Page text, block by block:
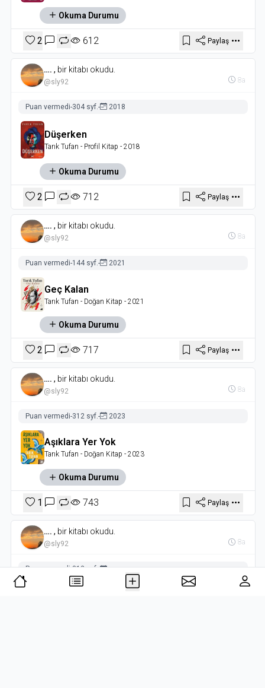
Okuma Durumu
2 612 Paylaş
…. , bir kitabı okudu.
@sly92 8a
Puan vermedi-304 syf.- 2018
Düşerken
Tarık Tufan - Profil Kitap - 2018
Okuma Durumu
2 712 Paylaş
…. , bir kitabı okudu.
@sly92 8a
Puan vermedi-144 syf. - 2021
Geç Kalan
Tarık Tufan - Doğan Kitap - 2021
Okuma Durumu
2 717 Paylaş
…. , bir kitabı okudu.
@sly92 8a
Puan vermedi-312 syf. - 2023
Aşıklara Yer Yok
Tarık Tufan - Doğan Kitap - 2023
Okuma Durumu
1 743 Paylaş
…. , bir kitabı okudu.
@sly92 8a
Puan vermedi-312 syf.-